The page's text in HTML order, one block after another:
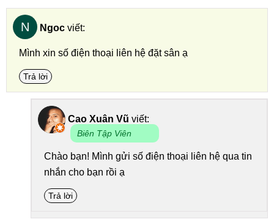
N Ngoc viết:
Mình xin số điện thoại liên hệ đặt sân ạ
Trả lời
Cao Xuân Vũ viết:
Biên Tập Viên
Chào bạn! Mình gửi số điện thoại liên hệ qua tin
nhắn cho bạn rồi ạ
Trả lời